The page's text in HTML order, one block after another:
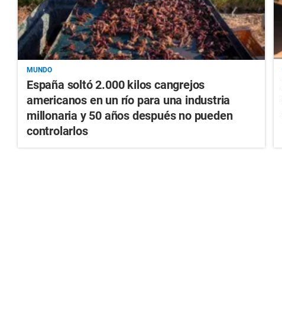
MUNDO
España soltó 2.000 kilos cangrejos
americanos en un río para una industria
millonaria y 50 años después no pueden
controlarlos